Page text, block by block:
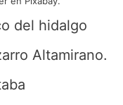
del hidalgo
Altamirano.